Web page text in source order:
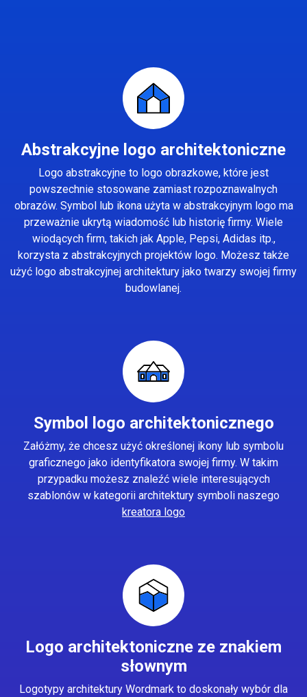
Abstrakcyjne logo architektoniczne
Logo abstrakcyjne to logo obrazkowe, które jest
powszechnie stosowane zamiast rozpoznawalnych
obrazów. Symbol lub ikona użyta w abstrakcyjnym logo ma
przeważnie ukrytą wiadomość lub historię firmy. Wiele
wiodących firm, takich jak Apple, Pepsi, Adidas itp.,
korzysta z abstrakcyjnych projektów logo. Możesz także
użyć logo abstrakcyjnej architektury jako twarzy swojej firmy
budowlanej.
Symbol logo architektonicznego
Załóżmy, że chcesz użyć określonej ikony lub symbolu
graficznego jako identyfikatora swojej firmy. W takim
przypadku możesz znaleźć wiele interesujących
szablonów w kategorii architektury symboli naszego
kreatora logo
Logo architektoniczne ze znakiem
słownym
Logotypy architektury Wordmark to doskonały wybór dla